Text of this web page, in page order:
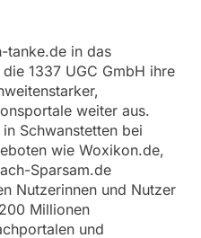
tanke.de in das
1337 UGC GmbH ihre
weiter aus.
Schwanstetten bei
wie Woxikon.de,
Sparsam.de
Nutzerinnen und Nutzer
Millionen
und